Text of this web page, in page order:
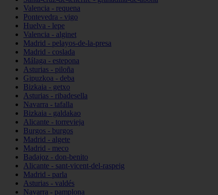
Valencia - requena
Pontevedra - vigo
Huelva - lepe
Valencia - alginet
Madrid - pelayos-de-la-presa
Madrid - coslada
Málaga - estepona
Asturias - piloña
Gipuzkoa - deba
Bizkaia - getxo
Asturias - ribadesella
Navarra - tafalla
Bizkaia - galdakao
Alicante - torrevieja
Burgos - burgos
Madrid - algete
Madrid - meco
Badajoz - don-benito
Alicante - sant-vicent-del-raspeig
Madrid - parla
Asturias - valdés
Navarra - pamplona